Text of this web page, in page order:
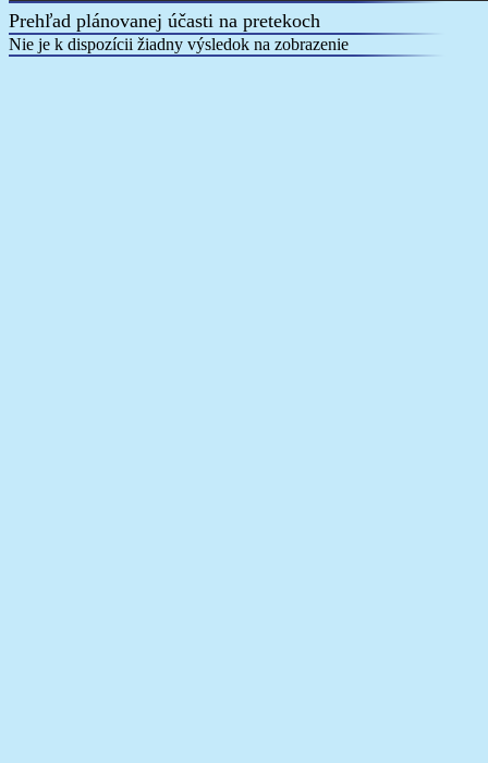
Prehľad plánovanej účasti na pretekoch
Nie je k dispozícii žiadny výsledok na zobrazenie